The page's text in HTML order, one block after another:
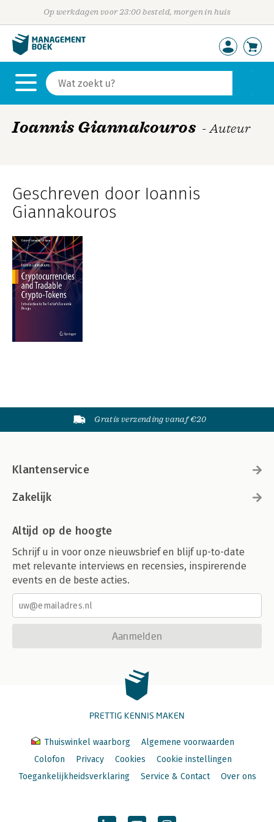
Op werkdagen voor 23:00 besteld, morgen in huis
Ioannis Giannakouros - Auteur
Geschreven door Ioannis
Giannakouros
Gratis verzending vanaf €20
Klantenservice
Zakelijk
Altijd op de hoogte
Schrijf u in voor onze nieuwsbrief en blijf up-to-date
met relevante interviews en recensies, inspirerende
events en de beste acties.
Aanmelden
PRETTIG KENNIS MAKEN
Thuiswinkel waarborg
Algemene voorwaarden
Colofon
Privacy Cookies
Cookie instellingen
Toegankelijkheidsverklaring
Service & Contact Over ons